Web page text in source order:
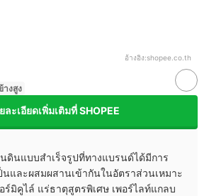
อ้างอิง:shopee.co.th
งสูง
ละเอียดเพิ่มเติมที่ SHOPEE
ดินแบบสำเร็จรูปที่ทางแบรนด์ได้มีการ
นและผสมผสานเข้ากันในอัตราส่วนเหมาะ
ร์มิคูไล์ แร่ธาตุสูตรพิเศษ เพอร์ไลท์แกลบ